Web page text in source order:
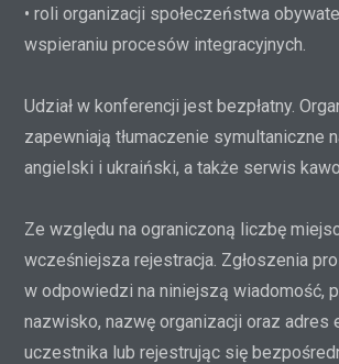
• roli organizacji społeczeństwa
wspieraniu procesów integracyjnych.
Udział w konferencji jest bezpłatny.
zapewniają tłumaczenie symultaniczne
angielski i ukraiński, a także serwis
Ze względu na ograniczoną liczbę
wcześniejsza rejestracja. Zgłoszenia
w odpowiedzi na niniejszą wiadomość,
nazwisko, nazwę organizacji oraz adres
uczestnika lub rejestrując się